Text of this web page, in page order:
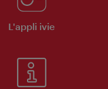
L'appli ivie